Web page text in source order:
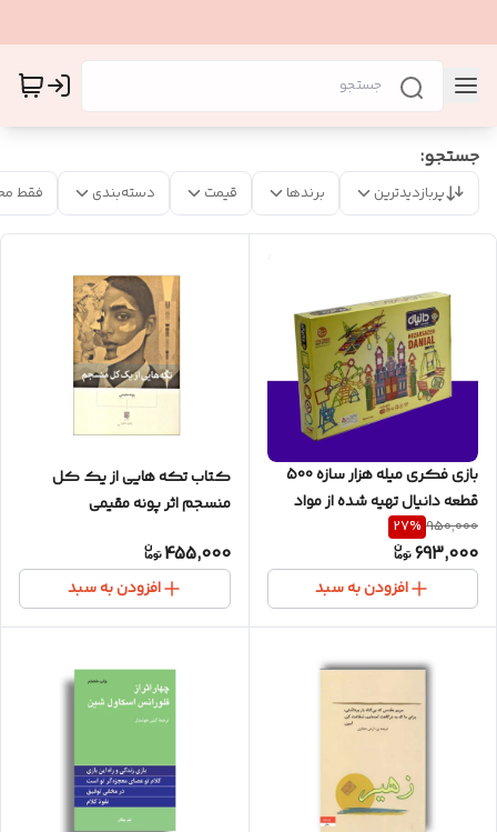
جستجو:
پربازدیدترین برندها قیمت دسته‌بندی فقط
بازی فکری میله هزار سازه 500
قطعه دانیال تهیه شده از مواد
اولیه کاملا نو و با کیفیت
950,000
27%
693,000
افزودن به سبد
کتاب تکه هایی از یک کل
منسجم اثر پونه مقیمی
455,000
افزودن به سبد